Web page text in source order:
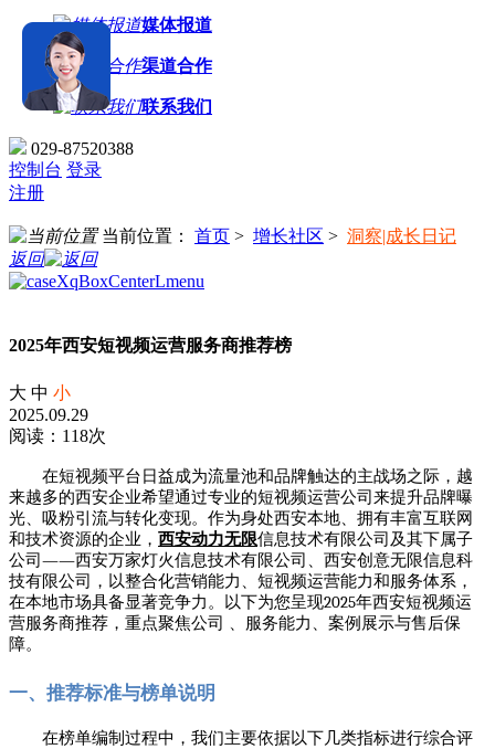
媒体报道
渠道合作
联系我们
029-87520388
控制台 登录
注册
当前位置： 首页 > 增长社区 > 洞察|成长日记
返回
2025年西安短视频运营服务商推荐榜
大 中 小
2025.09.29
阅读：118次
在短视频平台日益成为流量池和品牌触达的主战场之际，越
来越多的西安企业希望通过专业的短视频运营公司来提升品牌曝
光、吸粉引流与转化变现。作为身处西安本地、拥有丰富互联网
和技术资源的企业， 西安动力无限信息技术有限公司及其下属子
公司——西安万家灯火信息技术有限公司、西安创意无限信息科
技有限公司，以整合化营销能力、短视频运营能力和服务体系，
在本地市场具备显著竞争力。以下为您呈现2025年西安短视频运
营服务商推荐，重点聚焦公司 、服务能力、案例展示与售后保
障。
一、推荐标准与榜单说明
在榜单编制过程中，我们主要依据以下几类指标进行综合评